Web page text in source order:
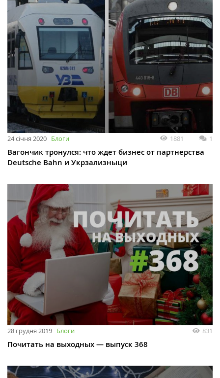
24 січня 2020 Блоги 1881 1
Вагончик тронулся: что ждет бизнес от партнерства
Deutsche Bahn и Укрзализныци
28 грудня 2019 Блоги 831
Почитать на выходных — выпуск 368